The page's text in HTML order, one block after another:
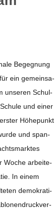
Begeg­nung
ein gemein­sa­
unse­ren Schul­
und einer
Höhe­punkt
und span­
Woche arbei­te­
In einem
demo­kra­ti­